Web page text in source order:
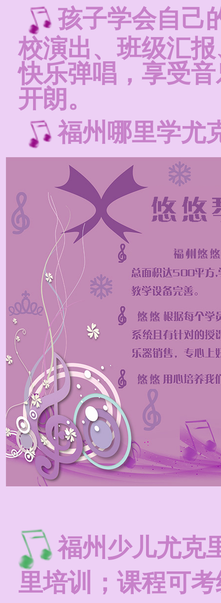
孩子学会自己
校演出、班级汇
快乐弹唱，享受
开朗。
福州哪里学尤
福州少儿尤克
里培训；课程可